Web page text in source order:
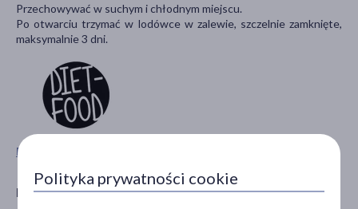
Pokaż wszystkie produkty DIET-FOOD
Producent
Przechowywać w suchym i chłodnym miejscu.
Po otwarciu trzymać w lodówce w zalewie, szczelnie zamknięte,
maksymalnie 3 dni.
Polityka prywatności cookie